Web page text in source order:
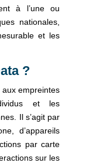
à l’une ou
nationales,
et les
?
empreintes
et les
Il s’agit par
d’appareils
par carte
sur les